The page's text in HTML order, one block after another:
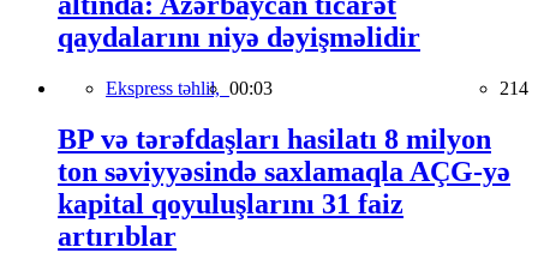
qaydalarını niyə dəyişməlidir
Ekspress təhlil, 00:03 214
BP və tərəfdaşları hasilatı 8 milyon
ton səviyyəsində saxlamaqla AÇG-yə
kapital qoyuluşlarını 31 faiz
artırıblar